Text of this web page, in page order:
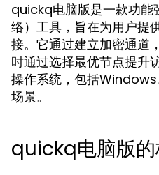
quickq电脑版是一款功能
络）工具，旨在为用户提
接。它通过建立加密通道
时通过选择最优节点提升
操作系统，包括
场景。
quickq电脑版